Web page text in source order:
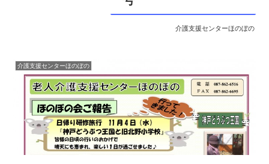
介護支援センターほのぼの
介護支援センターほのぼの